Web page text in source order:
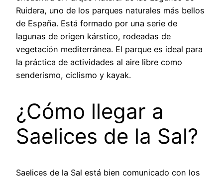
Ruidera, uno de los parques naturales más bellos
de España. Está formado por una serie de
lagunas de origen kárstico, rodeadas de
vegetación mediterránea. El parque es ideal para
la práctica de actividades al aire libre como
senderismo, ciclismo y kayak.
¿Cómo llegar a
Saelices de la Sal?
Saelices de la Sal está bien comunicado con los